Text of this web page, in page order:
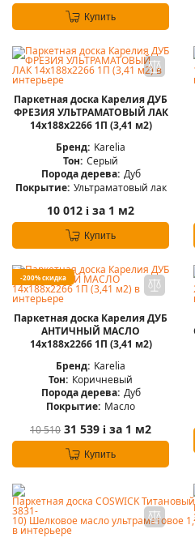
Купить
Паркетная доска Карелия ДУБ
ФРЕЗИЯ УЛЬТРАМАТОВЫЙ ЛАК
14x188x2266 1П (3,41 м2)
Бренд: Karelia
Тон: Серый
Порода дерева: Дуб
Покрытие: Ультраматовый лак
10 012 i за 1 м2
Купить
-200% скидка
Паркетная доска Карелия ДУБ
АНТИЧНЫЙ МАСЛО
14x188x2266 1П (3,41 м2)
Бренд: Karelia
Тон: Коричневый
Порода дерева: Дуб
Покрытие: Масло
10 510 31 539 i за 1 м2
Купить